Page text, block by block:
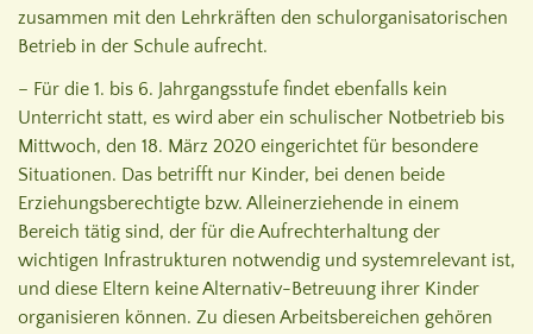
zusammen mit den Lehrkräften den schulorganisatorischen
Betrieb in der Schule aufrecht.
– Für die 1. bis 6. Jahrgangsstufe findet ebenfalls kein
Unterricht statt, es wird aber ein schulischer Notbetrieb bis
Mittwoch, den 18. März 2020 eingerichtet für besondere
Situationen. Das betrifft nur Kinder, bei denen beide
Erziehungsberechtigte bzw. Alleinerziehende in einem
Bereich tätig sind, der für die Aufrechterhaltung der
wichtigen Infrastrukturen notwendig und systemrelevant ist,
und diese Eltern keine Alternativ-Betreuung ihrer Kinder
organisieren können. Zu diesen Arbeitsbereichen gehören